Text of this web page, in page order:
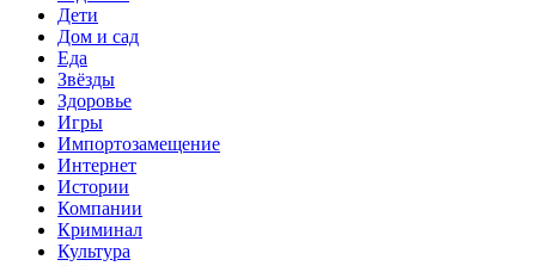
Дети
Дом и сад
Еда
Звёзды
Здоровье
Игры
Импортозамещение
Интернет
Истории
Компании
Криминал
Культура